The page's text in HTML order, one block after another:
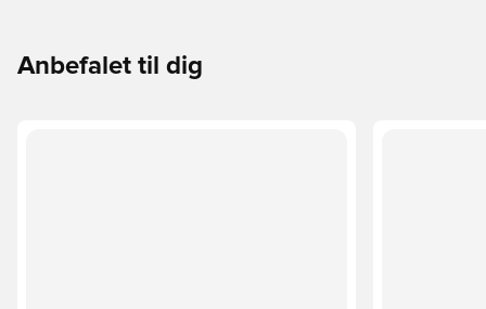
Anbefalet til dig